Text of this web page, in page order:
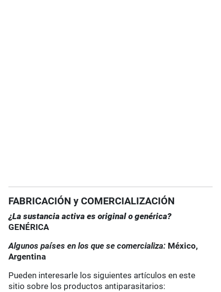
FABRICACIÓN y COMERCIALIZACIÓN
¿La sustancia activa es original o genérica?
GENÉRICA
Algunos países en los que se comercializa: México,
Argentina
Pueden interesarle los siguientes artículos en este
sitio sobre los productos antiparasitarios: